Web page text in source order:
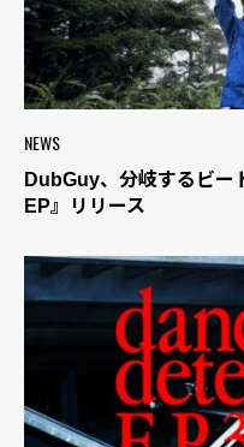
NEWS
DubGuy、分岐するビ
EP』リリース